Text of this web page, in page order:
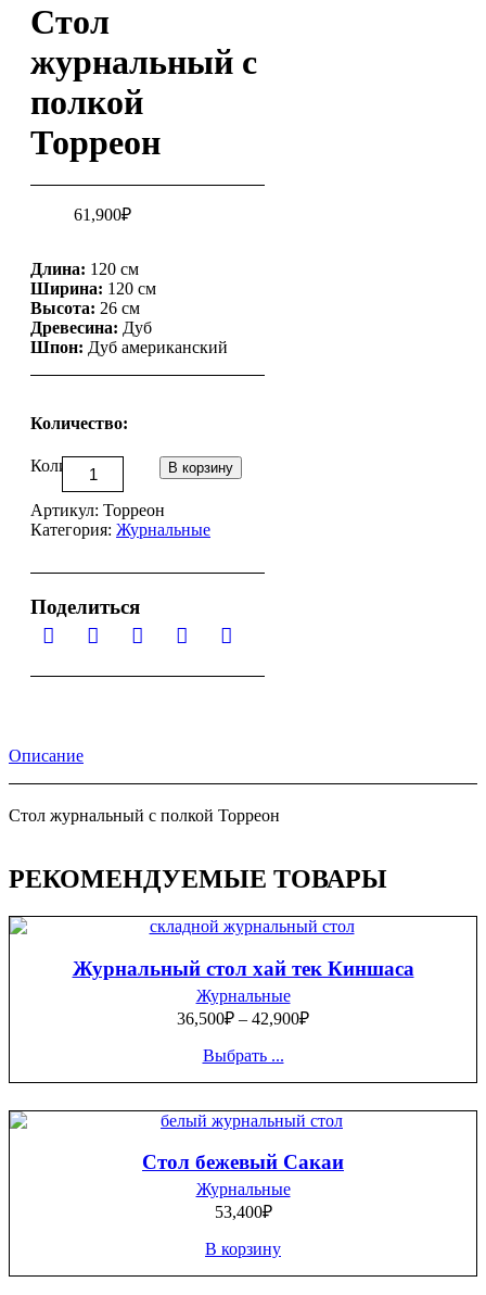
Стол
журнальный с
полкой
Торреон
61,900₽
Длина: 120 см
Ширина: 120 см
Высота: 26 см
Древесина: Дуб
Шпон: Дуб американский
Количество:
Количество В корзину
Артикул: Торреон
Категория: Журнальные
Поделиться
Описание
Стол журнальный с полкой Торреон
РЕКОМЕНДУЕМЫЕ ТОВАРЫ
Журнальный стол хай тек Киншаса
Журнальные
36,500₽ – 42,900₽
Выбрать ...
Стол бежевый Сакаи
Журнальные
53,400₽
В корзину